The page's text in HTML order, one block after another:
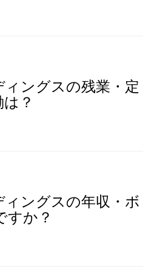
ィングスの残業・定
？
ィングスの年収・ボ
すか？